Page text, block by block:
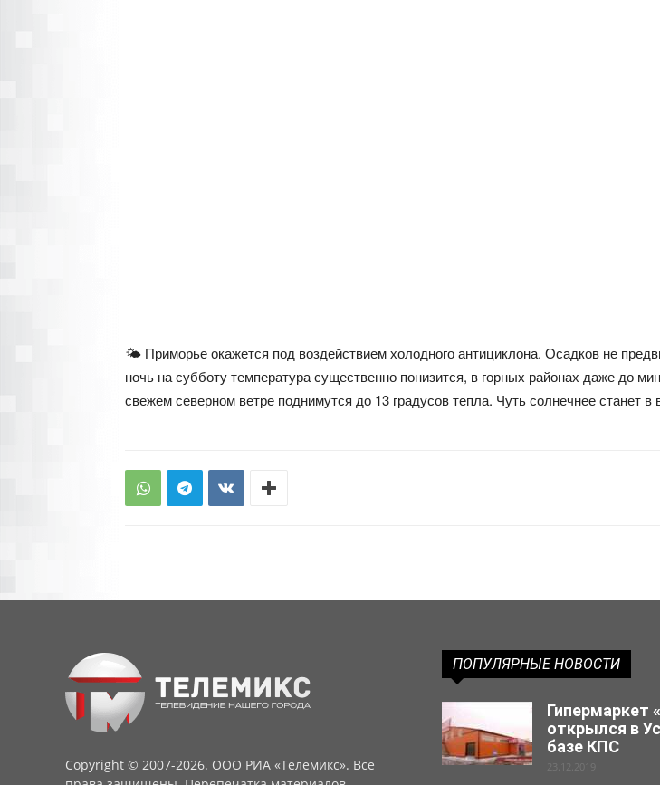
🌤 Приморье окажется под воздействием холодного антициклона. Осадков не
ночь на субботу температура существенно понизится, в горных районах даже до
свежем северном ветре поднимутся до 13 градусов тепла. Чуть солнечнее станет
Copyright © 2007-2026. ООО РИА «Телемикс». Все
ПОПУЛЯРНЫЕ НОВОСТИ
Гипермаркет
открылся в
базе КПС
23.12.2019